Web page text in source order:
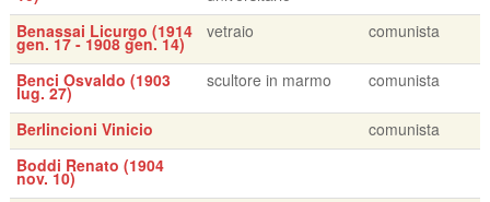
Benassai Licurgo (1914
gen. 17 - 1908 gen. 14)
vetraio comunista
Benci Osvaldo (1903
lug. 27)
scultore in marmo comunista
Berlincioni Vinicio
comunista
Boddi Renato (1904
nov. 10)